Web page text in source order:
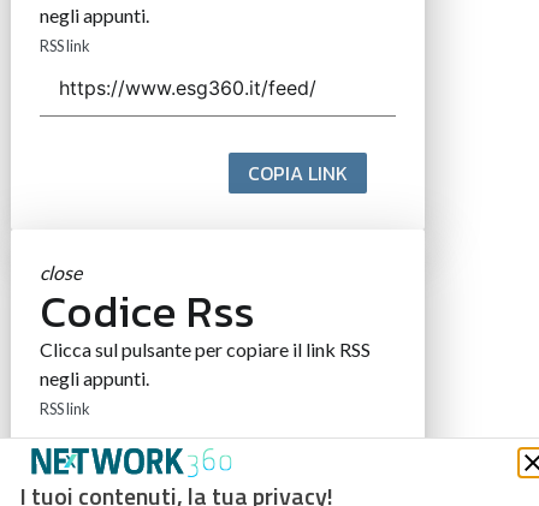
I tuoi contenuti, la tua privacy!
negli appunti.
RSS link
COPIA LINK
close
Codice Rss
Clicca sul pulsante per copiare il link RSS
negli appunti.
RSS link